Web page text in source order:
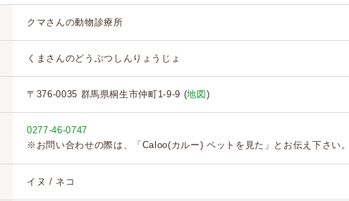
クマさんの動物診療所
くまさんのどうぶつしんりょうじょ
〒376-0035 群馬県桐生市仲町1-9-9 (地図 )
0277-46-0747
※お問い合わせの際は、「Caloo(カルー) ペットを見た」とお伝え下さい。
イヌ / ネコ